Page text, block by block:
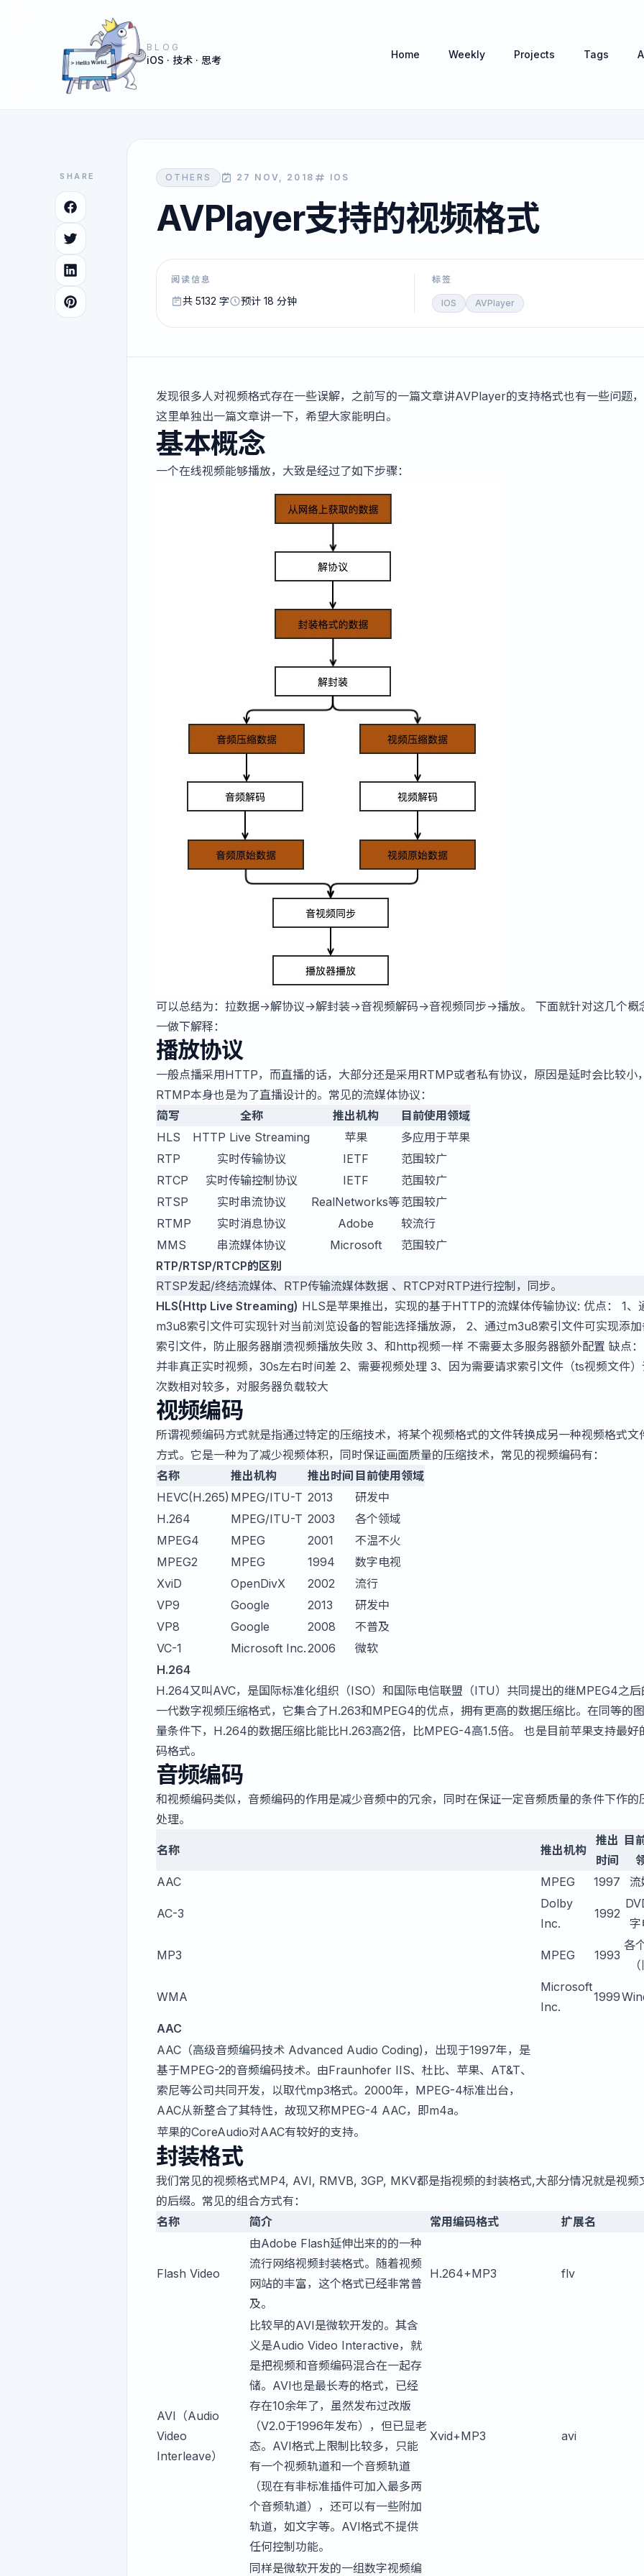
BLOG
iOS · 技术 · 思考 Home Weekly Projects Tags
SHARE OTHERS 27 NOV, 2018 IOS
AVPlayer支持的视频格式
阅读信息
共 5132 字 预计 18 分钟
标签
IOS AVPlayer
发现很多人对视频格式存在一些误解，之前写的一篇文章讲AVPlayer的支持格式也有一些问题
这里单独出一篇文章讲一下，希望大家能明白。
基本概念
一个在线视频能够播放，大致是经过了如下步骤：
可以总结为：拉数据->解协议->解封装->音视频解码->音视频同步->播放。 下面就针对这几个概
一做下解释：
播放协议
一般点播采用HTTP，而直播的话，大部分还是采用RTMP或者私有协议，原因是延时会比较小
RTMP本身也是为了直播设计的。常见的流媒体协议：
简写
全称 推出机构
目前使用领域
HLS
HTTP Live Streaming 苹果
多应用于苹果
RTP
实时传输协议 IETF
范围较广
RTCP
实时传输控制协议 IETF
范围较广
RTSP
实时串流协议 RealNetworks等范围较广
RTMP
实时消息协议 Adobe
较流行
MMS
串流媒体协议 Microsoft
范围较广
RTP/RTSP/RTCP的区别
RTSP发起/终结流媒体、RTP传输流媒体数据 、RTCP对RTP进行控制，同步。
HLS(Http Live Streaming) HLS是苹果推出，实现的基于HTTP的流媒体传输协议: 优点： 1、
m3u8索引文件可实现针对当前浏览设备的智能选择播放源， 2、通过m3u8索引文件可实现添
索引文件，防止服务器崩溃视频播放失败 3、和http视频一样 不需要太多服务器额外配置 缺点
并非真正实时视频，30s左右时间差 2、需要视频处理 3、因为需要请求索引文件（ts视频文件
次数相对较多，对服务器负载较大
视频编码
所谓视频编码方式就是指通过特定的压缩技术，将某个视频格式的文件转换成另一种视频格式文
方式。它是一种为了减少视频体积，同时保证画面质量的压缩技术，常见的视频编码有：
名称
推出机构 推出时间 目前使用领域
HEVC(H.265) MPEG/ITU-T 2013
研发中
H.264
MPEG/ITU-T 2003
各个领域
MPEG4
MPEG 2001
不温不火
MPEG2
MPEG 1994
数字电视
XviD
OpenDivX 2002
流行
VP9
Google 2013
研发中
VP8
Google 2008
不普及
VC-1
Microsoft Inc.2006
微软
H.264
H.264又叫AVC，是国际标准化组织（ISO）和国际电信联盟（ITU）共同提出的继MPEG4之后
一代数字视频压缩格式，它集合了H.263和MPEG4的优点，拥有更高的数据压缩比。在同等的
量条件下，H.264的数据压缩比能比H.263高2倍，比MPEG-4高1.5倍。 也是目前苹果支持最好
码格式。
音频编码
和视频编码类似，音频编码的作用是减少音频中的冗余，同时在保证一定音频质量的条件下作的
处理。
名称 推出机构
推出
时间
目
AAC
MPEG 1997 流
AC-3
Dolby
Inc.
1992
字
MP3 MPEG 1993
各
WMA
Microsoft
Inc.
1999
AAC
AAC（高级音频编码技术 Advanced Audio Coding)，出现于1997年，是
基于MPEG-2的音频编码技术。由Fraunhofer IIS、杜比、苹果、AT&T、
索尼等公司共同开发，以取代mp3格式。2000年，MPEG-4标准出台，
AAC从新整合了其特性，故现又称MPEG-4 AAC，即m4a。
苹果的CoreAudio对AAC有较好的支持。
封装格式
我们常见的视频格式MP4, AVI, RMVB, 3GP, MKV都是指视频的封装格式,大部分情况就是视频
的后缀。常见的组合方式有：
名称
简介 常用编码格式 扩展名
Flash Video
由Adobe Flash延伸出来的的一种
流行网络视频封装格式。随着视频
网站的丰富，这个格式已经非常普
及。
H.264+MP3 flv
AVI（Audio
Video
Interleave）
比较早的AVI是微软开发的。其含
义是Audio Video Interactive，就
是把视频和音频编码混合在一起存
储。AVI也是最长寿的格式，已经
存在10余年了，虽然发布过改版
（V2.0于1996年发布），但已显老
态。AVI格式上限制比较多，只能
有一个视频轨道和一个音频轨道
（现在有非标准插件可加入最多两
个音频轨道），还可以有一些附加
轨道，如文字等。AVI格式不提供
任何控制功能。
Xvid+MP3 avi
同样是微软开发的一组数字视频编